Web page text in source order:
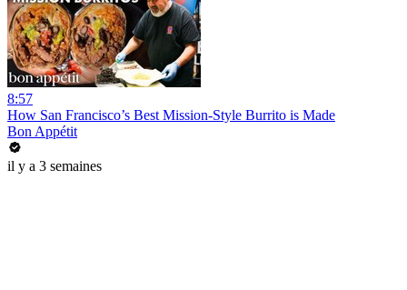
8:57
How San Francisco’s Best Mission-Style Burrito is Made
Bon Appétit
il y a 3 semaines